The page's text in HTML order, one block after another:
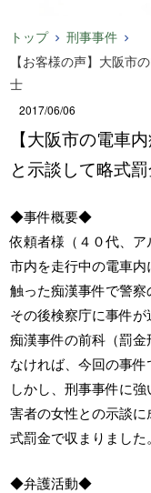
トップ
刑事事件
【お客様の声】大阪
士
2017/06/06
【大阪市の電車
と示談して略式
◆事件概要◆
依頼者様（４０代、
市内を走行中の電車
触った痴漢事件で警察
その後検察庁に事件
痴漢事件の前科（罰
なければ、今回の事件
しかし、刑事事件に
害者の女性との示談
式罰金で収まりました。
◆弁護活動◆